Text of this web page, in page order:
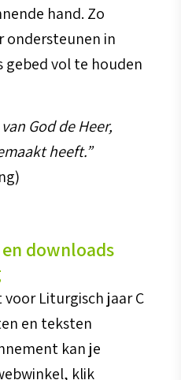
hand. Zo
ondersteunen in
gebed vol te houden
God de Heer,
heeft.”
downloads
Liturgisch jaar C
en teksten
kan je
klik